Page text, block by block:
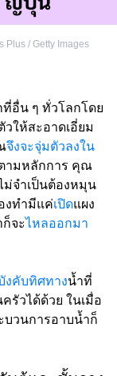
Plus / Getty Images
อื่น ๆ ทั่วโลกโดย
ให้สะอาดเอี่ยม
จึงจะจุ่มตัวลงใน
ามหลักการ คุณ
จำเป็นต้องหมุน
งทำมีแค่เปิดแผง
จะไหลออกมา
งคับทิศทางน้ำที่
รัวได้ด้วย ในเมื่อ
วนการอาบน้ำก็